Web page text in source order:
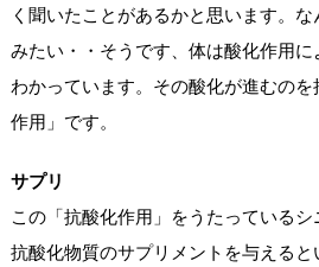
く聞いたことがあるかと思います。
みたい・・そうです、体は酸化作用
わかっています。その酸化が進むの
作用」です。
サプリ
この「抗酸化作用」をうたっている
抗酸化物質のサプリメントを与えると